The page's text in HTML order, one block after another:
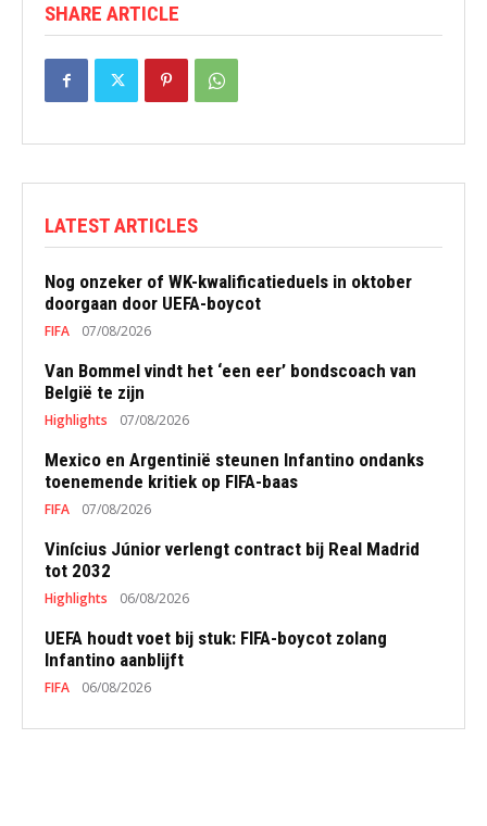
SHARE ARTICLE
LATEST ARTICLES
Nog onzeker of WK-kwalificatieduels in oktober
doorgaan door UEFA-boycot
FIFA 07/08/2026
Van Bommel vindt het ‘een eer’ bondscoach van
België te zijn
Highlights 07/08/2026
Mexico en Argentinië steunen Infantino ondanks
toenemende kritiek op FIFA-baas
FIFA 07/08/2026
Vinícius Júnior verlengt contract bij Real Madrid
tot 2032
Highlights 06/08/2026
UEFA houdt voet bij stuk: FIFA-boycot zolang
Infantino aanblijft
FIFA 06/08/2026